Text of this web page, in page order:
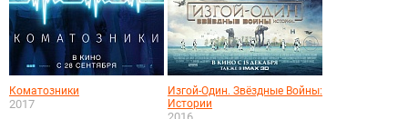
Коматозники
2017
Изгой-Один. Звёздные Войны:
Истории